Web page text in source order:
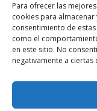
Para ofrecer las
cookies para
consentimiento de
como el
en este sitio. No
negativamente a ciertas
¿Cómo hacer
Videntes 20 años
Tarotista honesta
Quiero saber mi